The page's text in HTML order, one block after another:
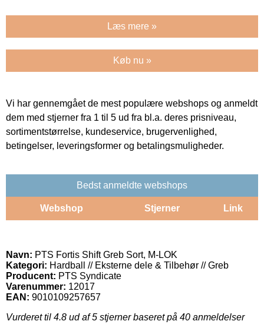
Læs mere »
Køb nu »
Vi har gennemgået de mest populære webshops og anmeldt
dem med stjerner fra 1 til 5 ud fra bl.a. deres prisniveau,
sortimentstørrelse, kundeservice, brugervenlighed,
betingelser, leveringsformer og betalingsmuligheder.
Bedst anmeldte webshops
Webshop Stjerner Link
Navn: PTS Fortis Shift Greb Sort, M-LOK
Kategori: Hardball // Eksterne dele & Tilbehør // Greb
Producent: PTS Syndicate
Varenummer: 12017
EAN: 9010109257657
Vurderet til 4.8 ud af 5 stjerner baseret på 40 anmeldelser